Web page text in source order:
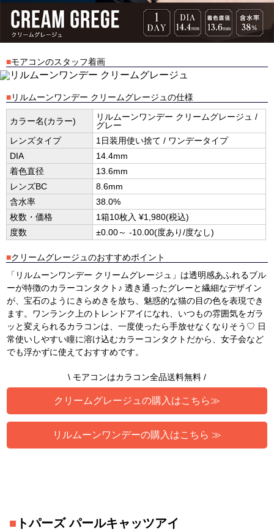
■モアコンのスタッフ着画
■リルムーンワンデー クリームグレージュの仕様
カラー名(カラー)
リルムーンワンデー クリームグレージュ /
グレー
レンズタイプ
1日装用使い捨て / ワンデータイプ
DIA
14.4mm
着色直径
13.6mm
レンズBC
8.6mm
含水率
38.0%
枚数・価格
1箱10枚入 ¥1,980(税込)
度数
±0.00～ -10.00(度あり/度なし)
■クリームグレージュのおすすめポイント
「リルムーンワンデー クリームグレージュ」は透明感あふれるブル
ーが特徴のカラーコンタクト♪ 透き通ったグレーと繊細なデザイン
が、宝石のようにきらめきを放ち、魅惑的な猫の目の色を表現でき
ます。ワンランク上のトレンドアイになれ、いつもの雰囲気をガラ
ッと変えられるカラコンは、一度使ったら手放せなくなりそう♡ 日
常使いしやすい瞳に溶け込むカラーコンタクトだから、女子会など
でも浮かずに使えておすすめです。
\ モアコンはカラコン全品送料無料 /
クリームグレージュの購入はこちら≫
リルムーンワンデーの購入はこちら ≫
■ トパーズ パールキャッツアイ